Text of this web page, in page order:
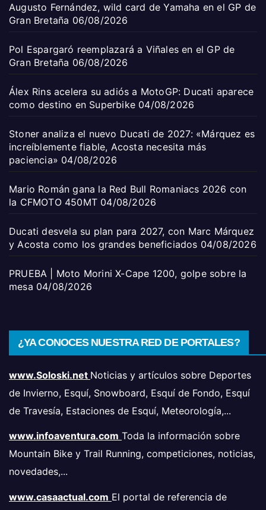
Augusto Fernández, wild card de Yamaha en el GP de
Gran Bretaña 06/08/2026
Pol Espargaró reemplazará a Viñales en el GP de
Gran Bretaña 06/08/2026
Álex Rins acelera su adiós a MotoGP: Ducati aparece
como destino en Superbike 04/08/2026
Stoner analiza el nuevo Ducati de 2027: «Márquez es
increíblemente fiable, Acosta necesita más
paciencia» 04/08/2026
Mario Román gana la Red Bull Romaniacs 2026 con
la CFMOTO 450MT 04/08/2026
Ducati desvela su plan para 2027, con Marc Márquez
y Acosta como los grandes beneficiados 04/08/2026
PRUEBA | Moto Morini X-Cape 1200, golpe sobre la
mesa 04/08/2026
¿YA CONOCES NUESTRA RED DE PORTALES?
www.Soloski.net Noticias y artículos sobre Deportes
de Invierno, Esquí, Snowboard, Esquí de Fondo, Esquí
de Travesía, Estaciones de Esquí, Meteorología,...
www.infoaventura.com Toda la información sobre
Mountain Bike y Trail Running, competiciones, noticias,
novedades,...
www.casaactual.com El portal de referencia de